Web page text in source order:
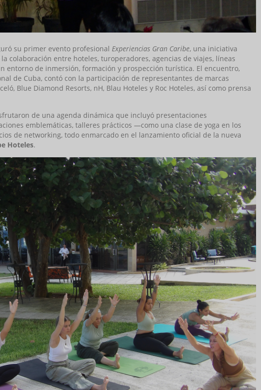
su primer evento profesional Experiencias Gran Caribe, una iniciativa
colaboración entre hoteles, turoperadores, agencias de viajes, líneas
entorno de inmersión, formación y prospección turística. El encuentro,
de Cuba, contó con la participación de representantes de marcas
Blue Diamond Resorts, nH, Blau Hoteles y Roc Hoteles, así como prensa
de una agenda dinámica que incluyó presentaciones
emblemáticas, talleres prácticos —como una clase de yoga en los
de networking, todo enmarcado en el lanzamiento oficial de la nueva
Hoteles.